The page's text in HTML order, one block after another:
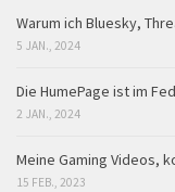
Warum ich Bluesky,
5 JAN., 2024
Die HumePage ist im
2 JAN., 2024
Meine Gaming Videos,
15 FEB., 2023